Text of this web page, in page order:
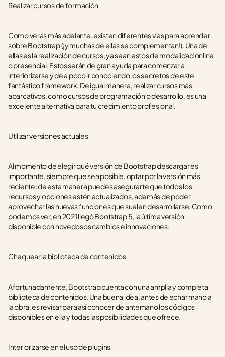
Realizar cursos de formación
Como verás más adelante, existen diferentes vías para aprender
sobre Bootstrap (¡y muchas de ellas se complementan!). Una de
ellas es la realización de cursos, ya sean estos de modalidad online
o presencial. Estos serán de gran ayuda para comenzar a
interiorizarse y de a poco ir conociendo los secretos de este
fantástico framework. De igual manera, realizar cursos más
abarcativos, como cursos de programación o desarrollo, es una
excelente alternativa para tu crecimiento profesional.
Utilizar versiones actuales
Al momento de elegir qué versión de Bootstrap descargar es
importante, siempre que sea posible, optar por la versión más
reciente: de esta manera puedes asegurarte que todos los
recursos y opciones estén actualizados, además de poder
aprovechar las nuevas funciones que suelen desarrollarse. Como
podemos ver, en 2021 llegó Bootstrap 5, la última versión
disponible con novedosos cambios e innovaciones.
Chequear la biblioteca de contenidos
Afortunadamente, Bootstrap cuenta con una amplia y completa
biblioteca de contenidos. Una buena idea, antes de echar mano a
la obra, es revisar para así conocer de antemano los códigos
disponibles en ella y todas las posibilidades que ofrece.
Interiorizarse en el uso de plugins